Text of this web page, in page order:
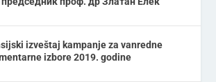
izveštaj kampanje za vanredne
izbore 2019. godine